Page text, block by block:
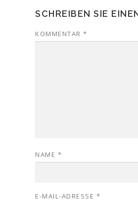
SCHREIBEN SIE
KOMMENTAR *
NAME *
E-MAIL-ADRESSE *